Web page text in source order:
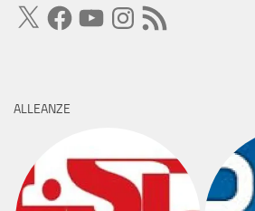
X FacebookYouTubeInstagram
Feed
RSS
ALLEANZE